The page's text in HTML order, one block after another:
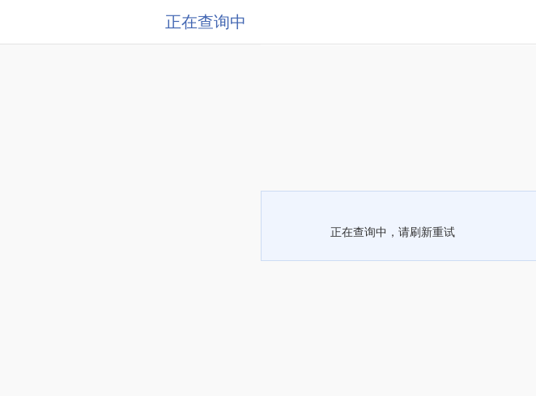
正在查询中
正在查询中，请刷新重试